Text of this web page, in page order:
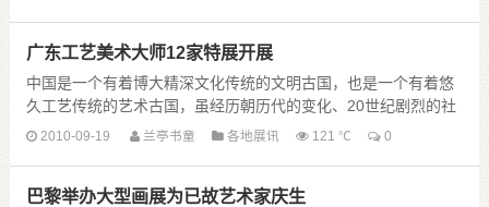
广东工艺美术大师12家特展开展
中国是一个有着博大精深文化传统的文明古国，也是一个有着悠
久工艺传统的艺术古国，虽经历朝历代的变化、20世纪剧烈的社
会文化变革和现代转型，然而中国的工艺传统和工艺......
2010-09-19 兰亭书童 各地展讯 121 ℃ 0
巴黎举办大型画展为已故艺术家庆生